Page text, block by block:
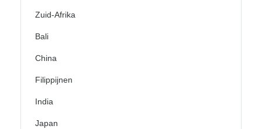
Zuid-Afrika
Bali
China
Filippijnen
India
Japan